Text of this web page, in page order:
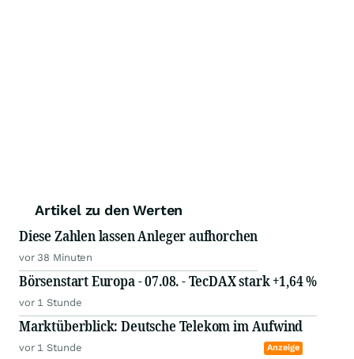
Artikel zu den Werten
Diese Zahlen lassen Anleger aufhorchen
vor 38 Minuten
Börsenstart Europa - 07.08. - TecDAX stark +1,64 %
vor 1 Stunde
Marktüberblick: Deutsche Telekom im Aufwind
vor 1 Stunde Anzeige